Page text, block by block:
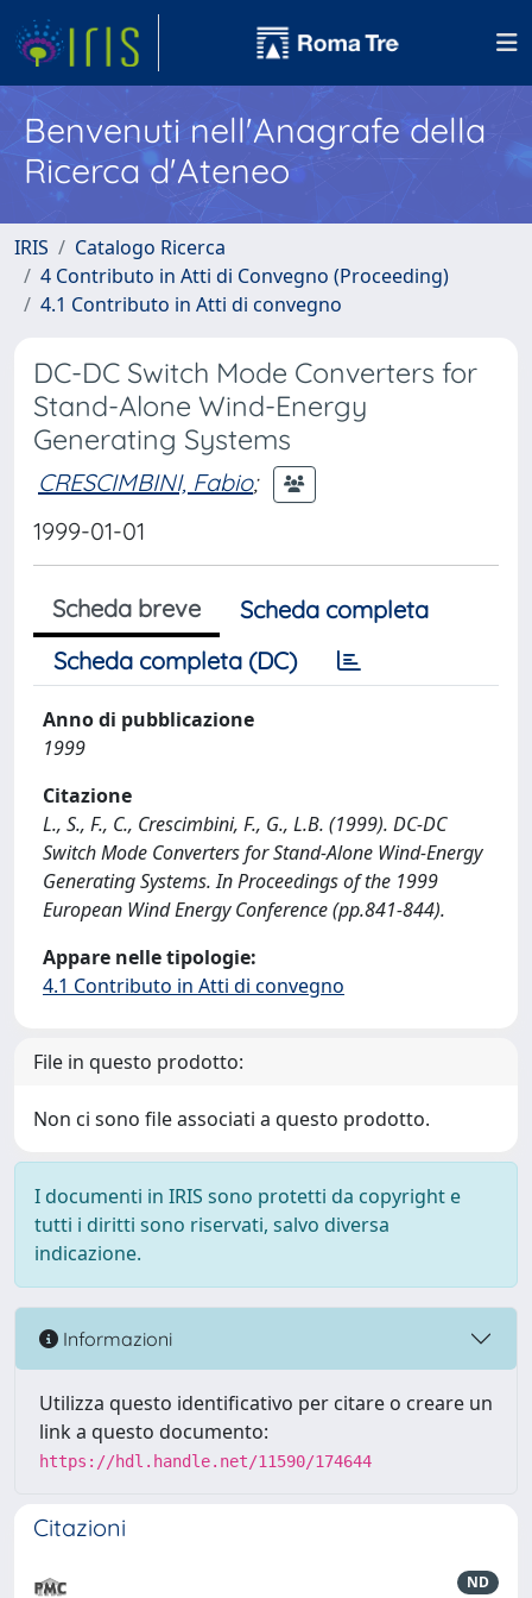
Benvenuti nell'Anagrafe della
Ricerca d'Ateneo
IRIS
Catalogo Ricerca
4 Contributo in Atti di Convegno (Proceeding)
4.1 Contributo in Atti di convegno
DC-DC Switch Mode Converters for
Stand-Alone Wind-Energy
Generating Systems
CRESCIMBINI, Fabio;
1999-01-01
Scheda breve
Scheda completa
Scheda completa (DC)
Anno di pubblicazione
1999
Citazione
L., S., F., C., Crescimbini, F., G., L.B. (1999). DC-DC
Switch Mode Converters for Stand-Alone Wind-Energy
Generating Systems. In Proceedings of the 1999
European Wind Energy Conference (pp.841-844).
Appare nelle tipologie:
4.1 Contributo in Atti di convegno
File in questo prodotto:
Non ci sono file associati a questo prodotto.
I documenti in IRIS sono protetti da copyright e
tutti i diritti sono riservati, salvo diversa
indicazione.
Informazioni
Utilizza questo identificativo per citare o creare un
link a questo documento:
https://hdl.handle.net/11590/174644
Citazioni
ND